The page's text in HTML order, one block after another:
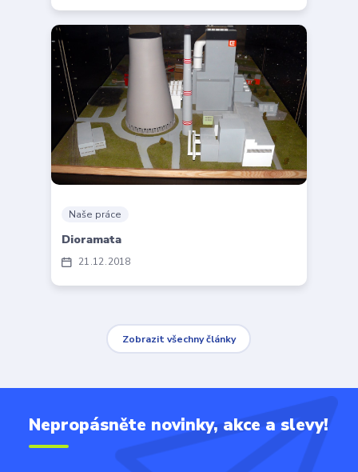
21 12 2018
Naše práce
Dioramata
Zobrazit všechny články
Nepropásněte novinky, akce a slevy!